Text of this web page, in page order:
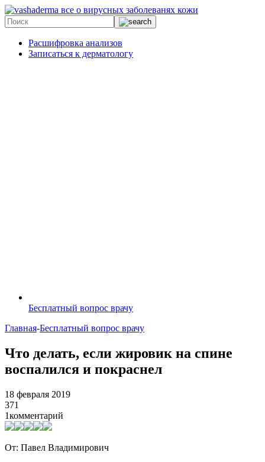
все о вирусных заболеванях кожи
Расшифровка анализов
Записаться к дерматологу
Бесплатный вопрос врачу
Главная-Бесплатный вопрос врачу
Что делать, если жировик на спине
воспалился и покраснел
18 февраля 2019
371
1комментарий
От: Павел Владимирович